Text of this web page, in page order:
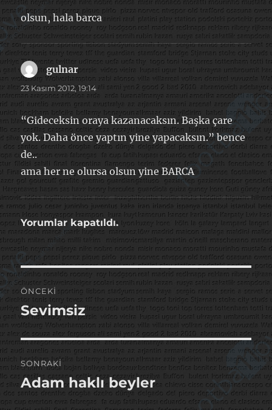
olsun, hala barca
gulnardedi
ki:
23 Kasım 2012, 19:14
“Gideceksin oraya kazanacaksın. Başka çare
yok. Daha önce yaptın yine yapacaksın.” bence
de..
ama her ne olursa olsun yine BARCA
Yorumlar kapatıldı.
Yazı
gezinmesi
ÖNCEKI
Önceki
yazı:
Sevimsiz
SONRAKI
Sonraki
yazı:
Adam haklı beyler